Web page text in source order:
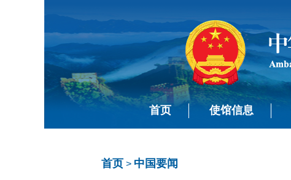
首页 使馆信息
首页 > 中国要闻